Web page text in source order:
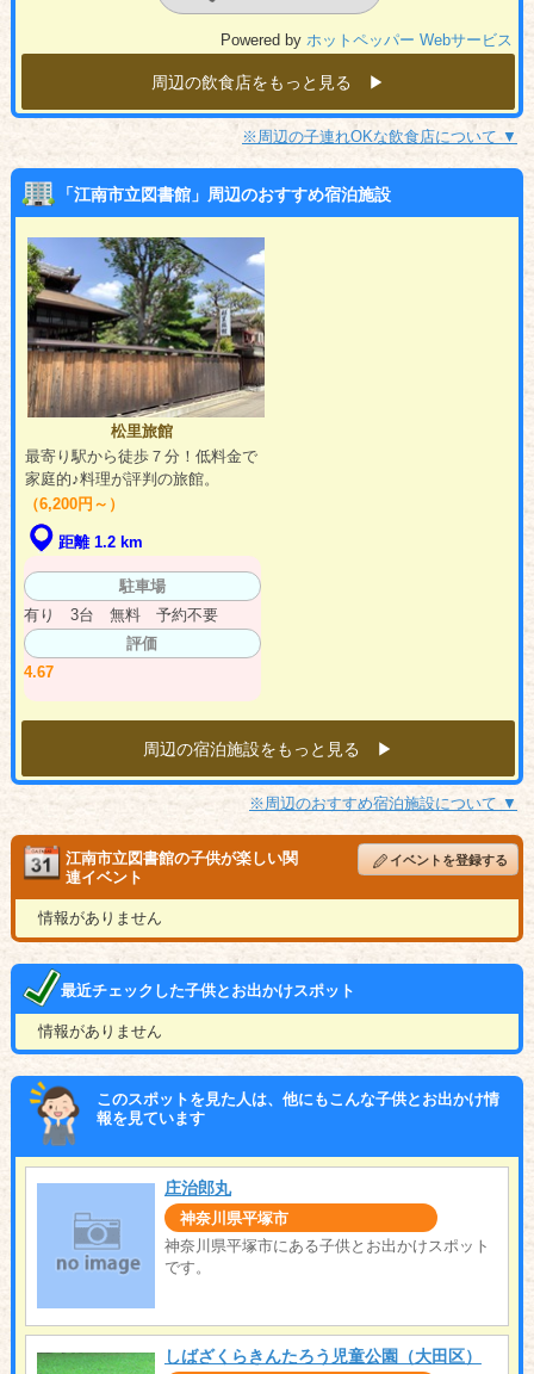
Powered byホットペッパー Webサービス
周辺の飲食店をもっと見る ▶︎
※周辺の子連れOKな飲食店について ▼
「江南市立図書館」周辺のおすすめ宿泊施設
松里旅館
最寄り駅から徒歩７分！低料金で
家庭的♪料理が評判の旅館。
（6,200円～）
距離 1.2 km
駐車場
有り 3台 無料 予約不要
評価
4.67
周辺の宿泊施設をもっと見る ▶︎
※周辺のおすすめ宿泊施設について ▼
江南市立図書館の子供が楽しい関
連イベント
イベントを登録する
情報がありません
最近チェックした子供とお出かけスポット
情報がありません
このスポットを見た人は、他にもこんな子供とお出かけ情
報を見ています
庄治郎丸
神奈川県平塚市
神奈川県平塚市にある子供とお出かけスポット
です。
しばざくらきんたろう児童公園（大田区）